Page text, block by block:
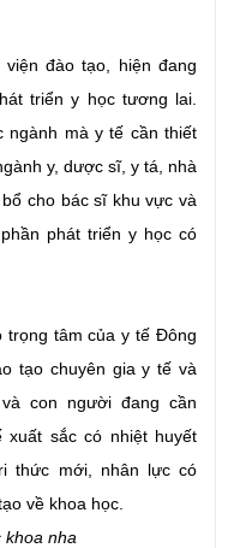
đào tạo, hiện đang
triển y học tương lai.
ngành mà y tế cần thiết
y, dược sĩ, y tá, nhà
cho bác sĩ khu vực và
phát triển y học có
tâm của y tế Đông
tạo chuyên gia y tế và
con người đang cần
sắc có nhiệt huyết
thức mới, nhân lực có
về khoa học.
nha